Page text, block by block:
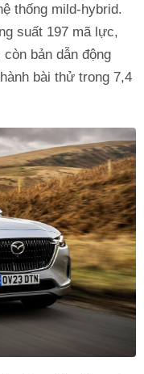
thống mild-hybrid.
suất 197 mã lực,
bản dẫn động
bài thử trong 7,4